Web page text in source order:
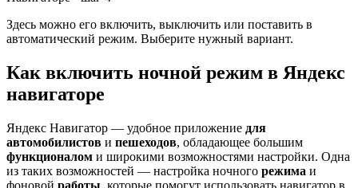
Здесь можно его включить, выключить или поставить в
автоматический режим. Выберите нужный вариант.
Как включить ночной режим в Яндекс
навигаторе
Яндекс Навигатор — удобное приложение для
автомобилистов и пешеходов, обладающее большим
функционалом и широкими возможностями настройки. Одна
из таких возможностей — настройка ночного режима и
фоновой работы, которые помогут использовать навигатор в